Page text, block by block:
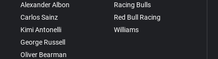
Alexander Albon
Carlos Sainz
Kimi Antonelli
George Russell
Oliver Bearman
Racing Bulls
Red Bull Racing
Williams